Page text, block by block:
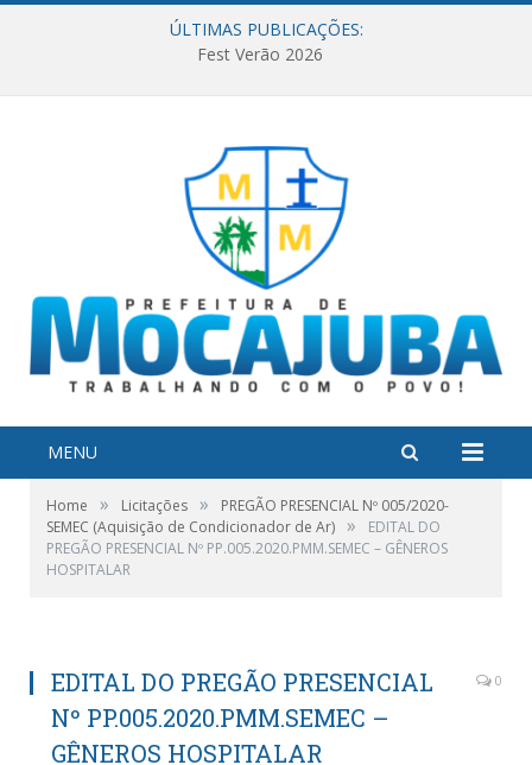
ÚLTIMAS PUBLICAÇÕES:
Fest Verão 2026
MENU
Home » Licitações »
PREGÃO PRESENCIAL Nº 005/2020-
SEMEC (Aquisição de Condicionador de Ar) »
EDITAL DO
PREGÃO PRESENCIAL Nº PP.005.2020.PMM.SEMEC – GÊNEROS
HOSPITALAR
EDITAL DO PREGÃO PRESENCIAL
Nº PP.005.2020.PMM.SEMEC –
GÊNEROS HOSPITALAR
0